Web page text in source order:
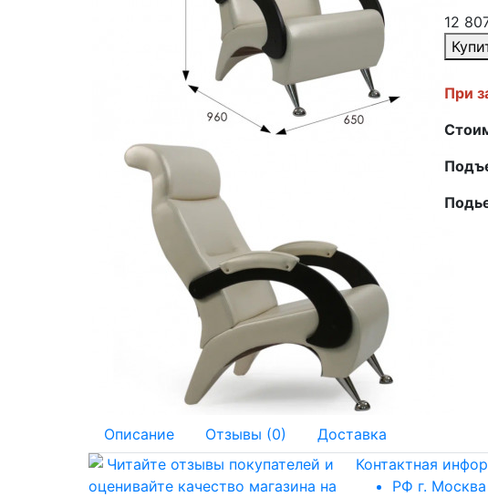
12
При
Описание Отзывы (0)
Доставка
Контактная
РФ г. Москва